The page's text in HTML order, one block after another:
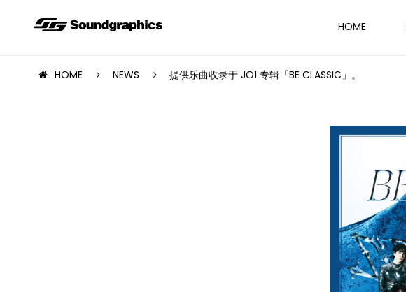
HOME
HOME NEWS 提供乐曲收录于 JO1 专辑「BE CLASSIC」。